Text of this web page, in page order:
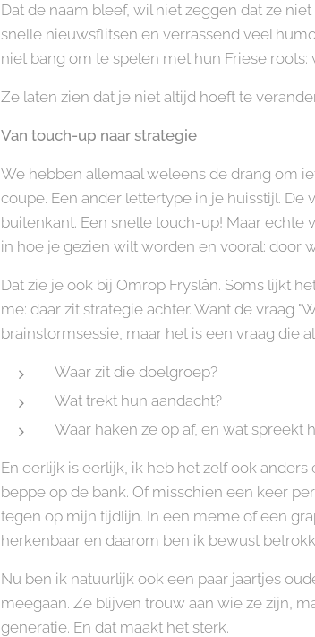
Dat de naam bleef, wil niet zeggen dat ze
snelle nieuwsflitsen en verrassend veel
niet bang om te spelen met hun Friese
Ze laten zien dat je niet altijd hoeft te
Van touch-up naar strategie
We hebben allemaal weleens de drang om
coupe. Een ander lettertype in je huisstijl.
buitenkant. Een snelle touch-up! Maar echte
in hoe je gezien wilt worden en vooral: door
Dat zie je ook bij Omrop Fryslân. Soms lijkt
me: daar zit strategie achter. Want de vraag
brainstormsessie, maar het is een vraag die
Waar zit die doelgroep?
Wat trekt hun aandacht?
Waar haken ze op af, en wat spreekt
En eerlijk is eerlijk, ik heb het zelf ook
beppe op de bank. Of misschien een keer
tegen op mijn tijdlijn. In een meme of een
herkenbaar en daarom ben ik bewust
Nu ben ik natuurlijk ook een paar jaartjes
meegaan. Ze blijven trouw aan wie ze zijn,
generatie. En dat maakt het sterk.